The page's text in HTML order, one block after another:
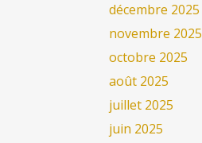
décembre 2025
novembre 2025
octobre 2025
août 2025
juillet 2025
juin 2025